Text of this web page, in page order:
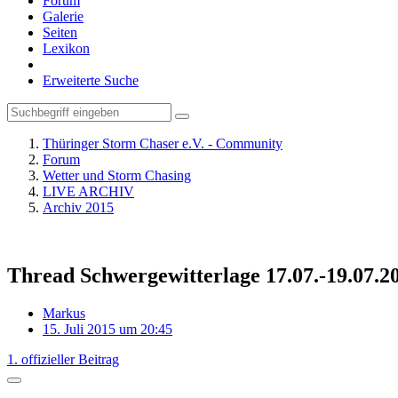
Galerie
Seiten
Lexikon
Erweiterte Suche
Thüringer Storm Chaser e.V. - Community
Forum
Wetter und Storm Chasing
LIVE ARCHIV
Archiv 2015
Thread Schwergewitterlage 17.07.-
Markus
15. Juli 2015 um 20:45
1. offizieller Beitrag